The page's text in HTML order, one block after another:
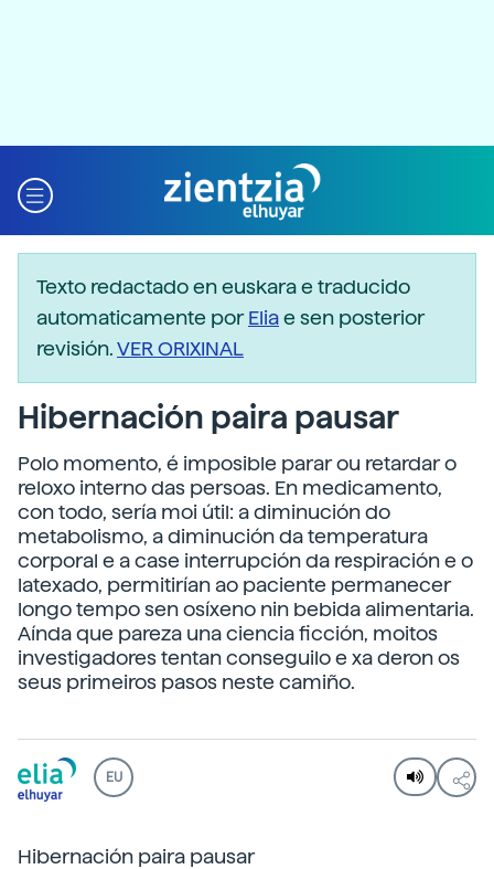
Texto redactado en euskara e traducido
automaticamente porEliae sen posterior
revisión.VER ORIXINAL
Hibernación paira pausar
Polo momento, é imposible parar ou retardar o
reloxo interno das persoas. En medicamento,
con todo, sería moi útil: a diminución do
metabolismo, a diminución da temperatura
corporal e a case interrupción da respiración e o
latexado, permitirían ao paciente permanecer
longo tempo sen osíxeno nin bebida alimentaria.
Aínda que pareza una ciencia ficción, moitos
investigadores tentan conseguilo e xa deron os
seus primeiros pasos neste camiño.
EU
Hibernación paira pausar